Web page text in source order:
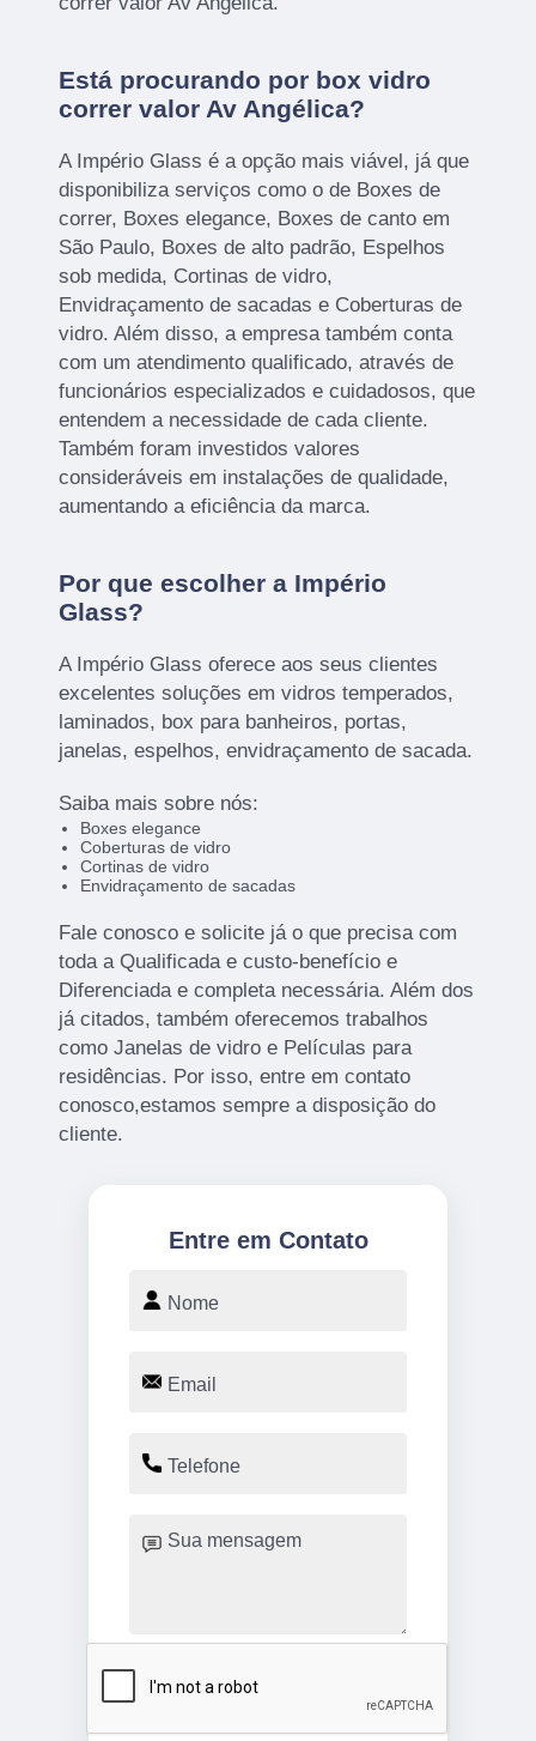
Está procurando por box vidro
correr valor Av Angélica?
A Império Glass é a opção mais viável, já que
disponibiliza serviços como o de Boxes de
correr, Boxes elegance, Boxes de canto em
São Paulo, Boxes de alto padrão, Espelhos
sob medida, Cortinas de vidro,
Envidraçamento de sacadas e Coberturas de
vidro. Além disso, a empresa também conta
com um atendimento qualificado, através de
funcionários especializados e cuidadosos, que
entendem a necessidade de cada cliente.
Também foram investidos valores
consideráveis em instalações de qualidade,
aumentando a eficiência da marca.
Por que escolher a Império
Glass?
A Império Glass oferece aos seus clientes
excelentes soluções em vidros temperados,
laminados, box para banheiros, portas,
janelas, espelhos, envidraçamento de sacada.
Saiba mais sobre nós:
Boxes elegance
Coberturas de vidro
Cortinas de vidro
Envidraçamento de sacadas
Fale conosco e solicite já o que precisa com
toda a Qualificada e custo-benefício e
Diferenciada e completa necessária. Além dos
já citados, também oferecemos trabalhos
como Janelas de vidro e Películas para
residências. Por isso, entre em contato
conosco,estamos sempre a disposição do
cliente.
Entre em Contato